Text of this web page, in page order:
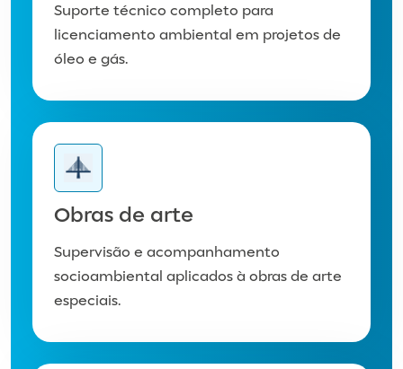
Suporte técnico completo para
licenciamento ambiental em projetos de
óleo e gás.
Obras de arte​
Supervisão e acompanhamento
socioambiental aplicados à obras de arte
especiais.